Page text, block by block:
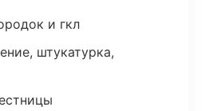
и гкл
штукатурка,